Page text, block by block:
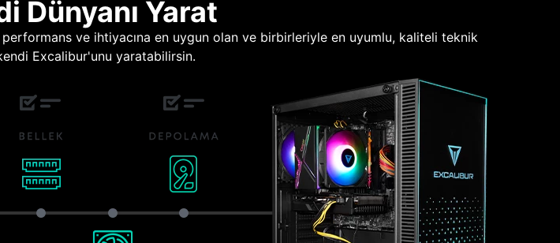
Dünyanı Yarat
ve ihtiyacına en uygun olan ve birbirleriyle en uyumlu, kaliteli teknik
Excalibur'unu yaratabilirsin.